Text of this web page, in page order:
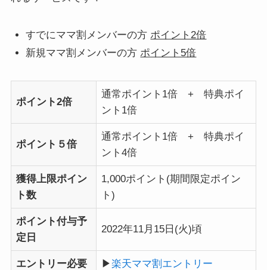
すでにママ割メンバーの方ポイント2倍
新規ママ割メンバーの方 ポイント5倍
ポイント2倍
通常ポイント1倍 + 特典ポイ
ント1倍
ポイント５倍
通常ポイント1倍 + 特典ポイ
ント4倍
獲得上限ポイン
ト数
1,000ポイント(期間限定ポイン
ト)
ポイント付与予
定日
2022年11月15日(火)頃
エントリー必要 ▶楽天ママ割エントリー